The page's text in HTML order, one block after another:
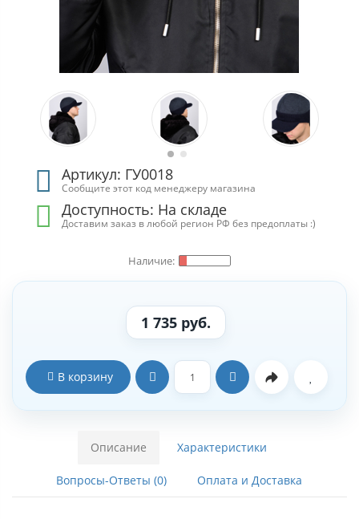
Артикул: ГУ0018
Сообщите этот код менеджеру магазина
Доступность: На складе
Доставим заказ в любой регион РФ без предоплаты :)
1 735 руб.
В корзину
Описание Характеристики
Вопросы-Ответы (0) Оплата и Доставка